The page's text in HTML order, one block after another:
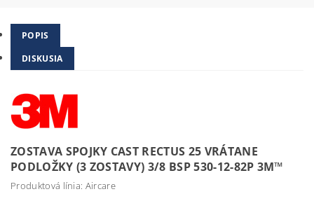
POPIS
DISKUSIA
ZOSTAVA SPOJKY CAST RECTUS 25 VRÁTANE
PODLOŽKY (3 ZOSTAVY) 3/8 BSP 530-12-82P 3M™
Produktová línia: Aircare